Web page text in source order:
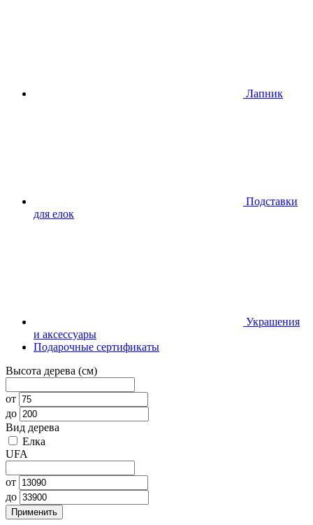
Лапник
Подставки
для елок
Украшения
и аксессуары
Подарочные сертификаты
Высота дерева (см)
от
до
Вид дерева
Елка
UFA
от
до